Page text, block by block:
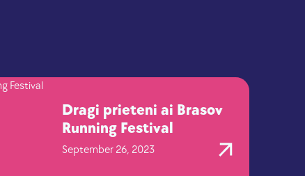
Dragi prieteni ai Brasov
Running Festival
September 26, 2023